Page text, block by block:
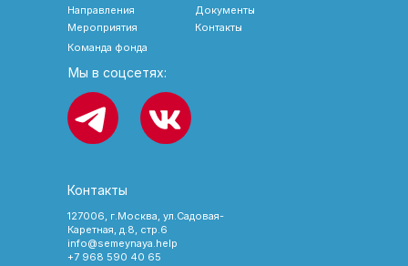
127006, г.Москва, ул.Садовая-
Каретная, д.8, стр.6
info@semeynaya.help
+7 968 590 40 65
Контакты
Мы в соцсетях:
Направления
Мероприятия
Документы
Контакты
Команда фонда